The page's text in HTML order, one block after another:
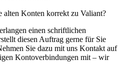
alten Konten korrekt zu Valiant?
einen schriftlichen
diesen Auftrag gerne für Sie
Sie dazu mit uns Kontakt auf
Kontoverbindungen mit – wir